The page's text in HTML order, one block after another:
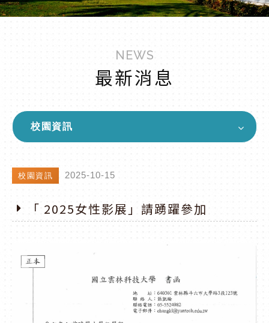
NEWS
最新消息
校園資訊
校園資訊 2025-10-15
「 2025女性影展」請踴躍參加